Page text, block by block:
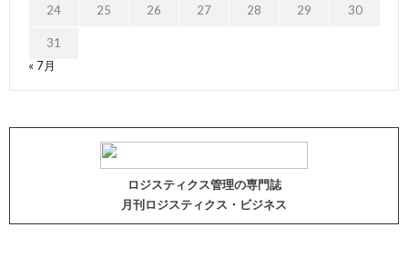
24 25 26 27 28 29 30
31
« 7月
ロジスティクス管理の専門誌
月刊ロジスティクス・ビジネス